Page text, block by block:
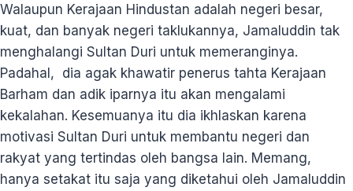
Walaupun Kerajaan Hindustan adalah negeri besar,
kuat, dan banyak negeri taklukannya, Jamaluddin tak
menghalangi Sultan Duri untuk memeranginya.
Padahal, dia agak khawatir penerus tahta Kerajaan
Barham dan adik iparnya itu akan mengalami
kekalahan. Kesemuanya itu dia ikhlaskan karena
motivasi Sultan Duri untuk membantu negeri dan
rakyat yang tertindas oleh bangsa lain. Memang,
hanya setakat itu saja yang diketahui oleh Jamaluddin